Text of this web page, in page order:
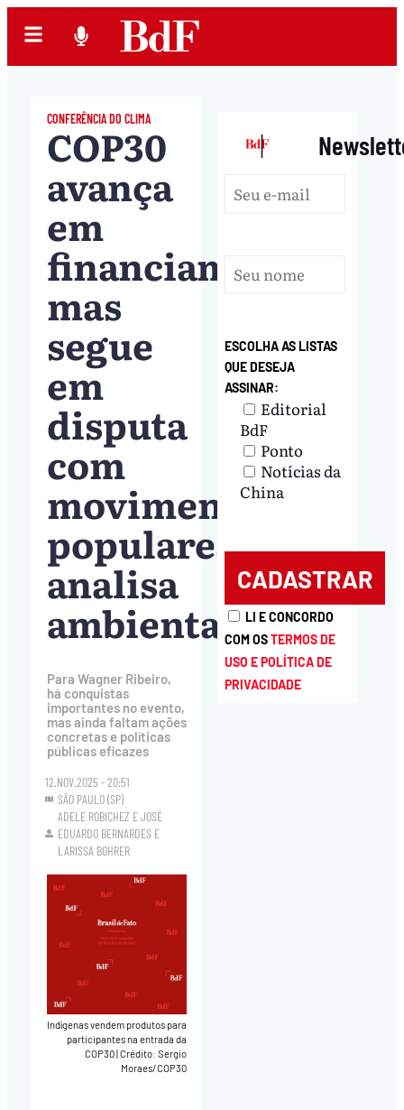
CONFERÊNCIA DO CLIMA
COP30
avança
em
financiamento,
mas
segue
em
disputa
com
movimentos
populares,
analisa
ambientalista
Para Wagner Ribeiro,
há conquistas
importantes no evento,
mas ainda faltam ações
concretas e políticas
públicas eficazes
12.NOV.2025 - 20:51
SÃO PAULO (SP)
ADELE ROBICHEZ EJOSÉ
EDUARDO BERNARDES E
LARISSA BOHRER
Indígenas vendem produtos para
participantes na entrada da
COP30 Crédito: Sergio
Moraes/COP30
|
ESCOLHA AS LISTAS
QUE DESEJA
ASSINAR:
Editorial
BdF
Ponto
Notícias da
China
LI E CONCORDO
COM OSTERMOS DE
USO E POLÍTICA DE
PRIVACIDADE